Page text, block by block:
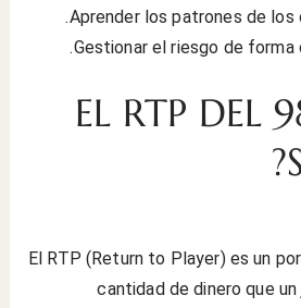
Aprender los patrones de los
Gestionar el riesgo de forma
EL RTP DEL
El RTP (Return to Player) es un
cantidad de dinero que